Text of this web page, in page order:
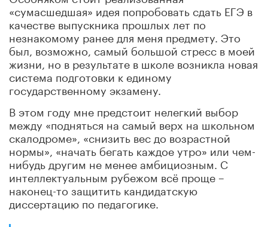
«сумасшедшая» идея попробовать сдать ЕГЭ в
качестве выпускника прошлых лет по
незнакомому ранее для меня предмету. Это
был, возможно, самый большой стресс в моей
жизни, но в результате в школе возникла новая
система подготовки к единому
государственному экзамену.
В этом году мне предстоит нелегкий выбор
между «подняться на самый верх на школьном
скалодроме», «снизить вес до возрастной
нормы», «начать бегать каждое утро» или чем-
нибудь другим не менее амбициозным. С
интеллектуальным рубежом всё проще –
наконец-то защитить кандидатскую
диссертацию по педагогике.